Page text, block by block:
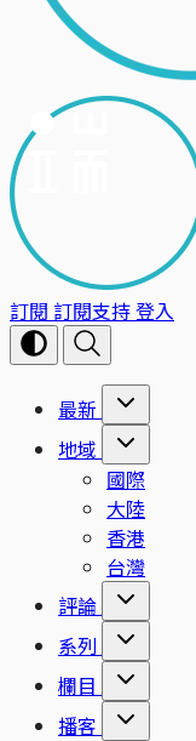
訂閱 訂閱支持登入
最新
地域
國際
大陸
香港
台灣
評論
系列
欄目
播客